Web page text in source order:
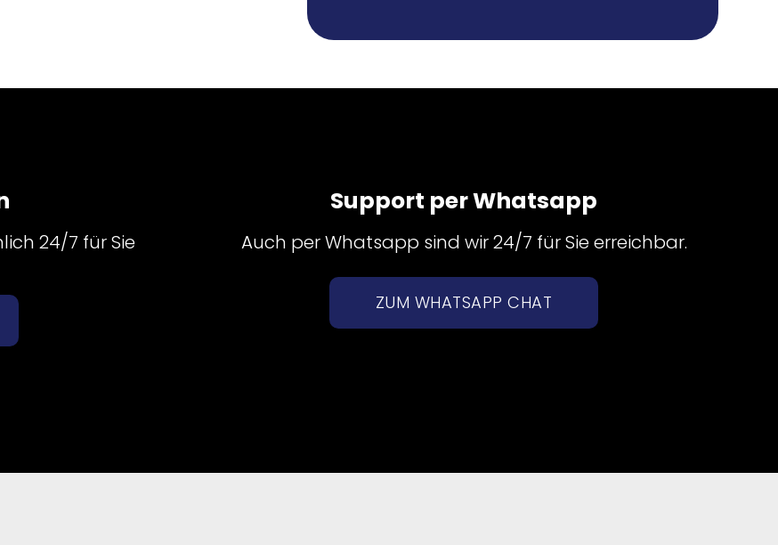
24/7 für Sie
Support per Whatsapp
Auch per Whatsapp sind wir 24/7 für Sie erreichbar.
ZUM WHATSAPP CHAT